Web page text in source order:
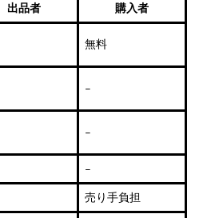
出品者 購入者
無料
–
–
–
売り手負担